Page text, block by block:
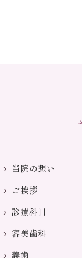
当院の想い
ご挨拶
診療科目
審美歯科